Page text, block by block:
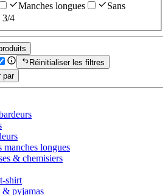
Manches longues
Sans
3/4
Réinitialiser les filtres
par
manches longues
& chemisiers
shirt
& pyjamas